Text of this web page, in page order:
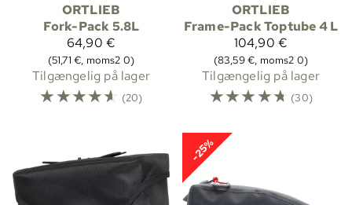
ORTLIEB
Fork-Pack 5.8L
64,90 €
(51,71 €, moms2 0)
Tilgængelig på lager
☆☆☆☆☆ (20)
ORTLIEB
Frame-Pack Toptube 4 L
104,90 €
(83,59 €, moms2 0)
Tilgængelig på lager
☆☆☆☆☆ (30)
-25%